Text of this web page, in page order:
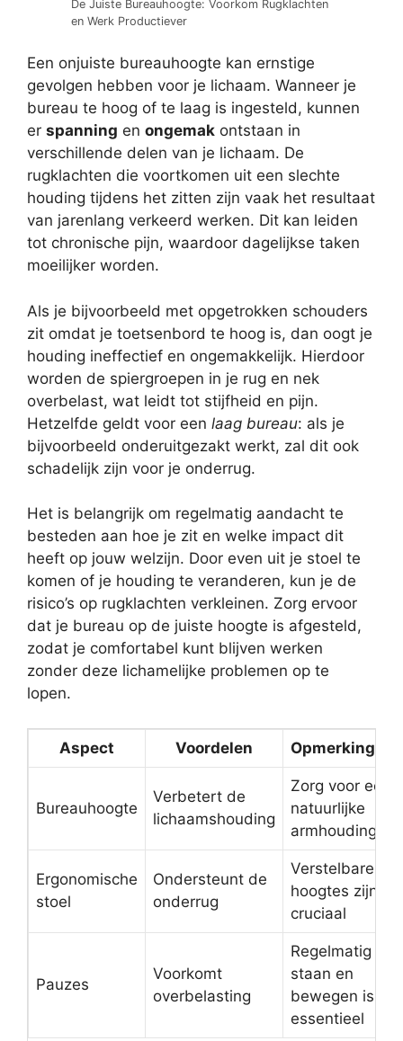
De Juiste Bureauhoogte: Voorkom Rugklachten
en Werk Productiever
Een onjuiste bureauhoogte kan ernstige
gevolgen hebben voor je lichaam. Wanneer je
bureau te hoog of te laag is ingesteld, kunnen
er spanning en ongemak ontstaan in
verschillende delen van je lichaam. De
rugklachten die voortkomen uit een slechte
houding tijdens het zitten zijn vaak het resultaat
van jarenlang verkeerd werken. Dit kan leiden
tot chronische pijn, waardoor dagelijkse taken
moeilijker worden.
Als je bijvoorbeeld met opgetrokken schouders
zit omdat je toetsenbord te hoog is, dan oogt je
houding ineffectief en ongemakkelijk. Hierdoor
worden de spiergroepen in je rug en nek
overbelast, wat leidt tot stijfheid en pijn.
Hetzelfde geldt voor een laag bureau: als je
bijvoorbeeld onderuitgezakt werkt, zal dit ook
schadelijk zijn voor je onderrug.
Het is belangrijk om regelmatig aandacht te
besteden aan hoe je zit en welke impact dit
heeft op jouw welzijn. Door even uit je stoel te
komen of je houding te veranderen, kun je de
risico’s op rugklachten verkleinen. Zorg ervoor
dat je bureau op de juiste hoogte is afgesteld,
zodat je comfortabel kunt blijven werken
zonder deze lichamelijke problemen op te
lopen.
Aspect Voordelen Opmerkingen
Bureauhoogte
Verbetert de
lichaamshouding
Zorg voor een
natuurlijke
armhouding
Ergonomische
stoel
Ondersteunt de
onderrug
Verstelbare
hoogtes zijn
cruciaal
Pauzes
Voorkomt
overbelasting
Regelmatig
staan en
bewegen is
essentieel